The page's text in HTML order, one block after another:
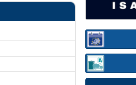
Sezione:
Sezione: